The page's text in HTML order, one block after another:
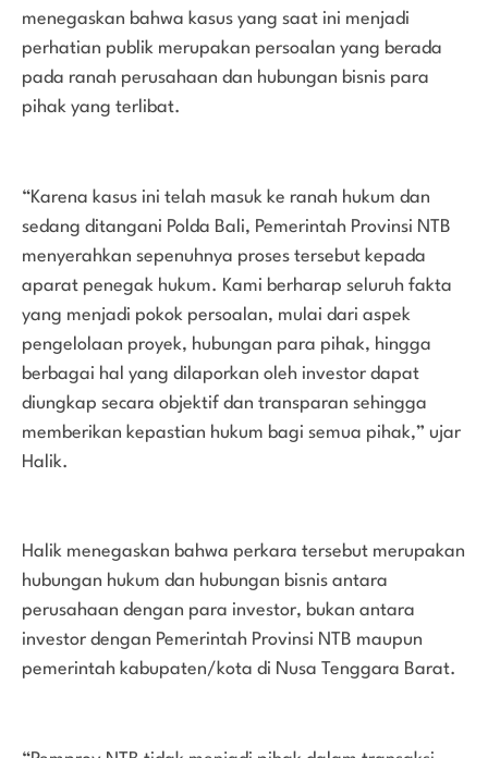
menegaskan bahwa kasus yang saat ini menjadi
perhatian publik merupakan persoalan yang berada
pada ranah perusahaan dan hubungan bisnis para
pihak yang terlibat.
“Karena kasus ini telah masuk ke ranah hukum dan
sedang ditangani Polda Bali, Pemerintah Provinsi NTB
menyerahkan sepenuhnya proses tersebut kepada
aparat penegak hukum. Kami berharap seluruh fakta
yang menjadi pokok persoalan, mulai dari aspek
pengelolaan proyek, hubungan para pihak, hingga
berbagai hal yang dilaporkan oleh investor dapat
diungkap secara objektif dan transparan sehingga
memberikan kepastian hukum bagi semua pihak,” ujar
Halik.
Halik menegaskan bahwa perkara tersebut merupakan
hubungan hukum dan hubungan bisnis antara
perusahaan dengan para investor, bukan antara
investor dengan Pemerintah Provinsi NTB maupun
pemerintah kabupaten/kota di Nusa Tenggara Barat.